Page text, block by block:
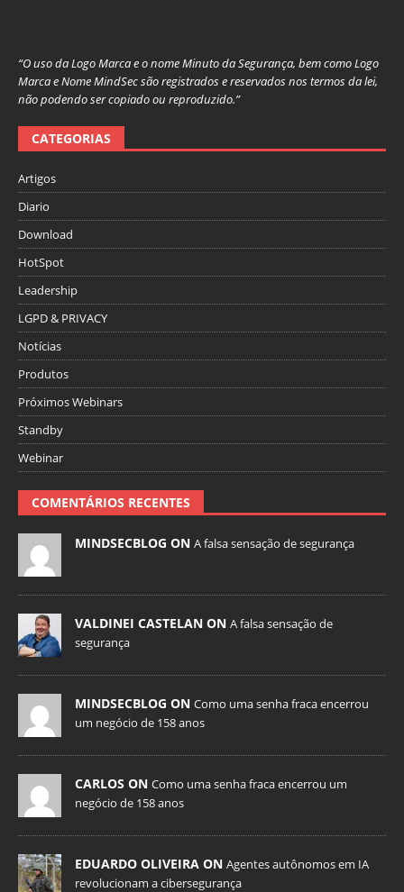
“O uso da Logo Marca e o nome Minuto da Segurança, bem como Logo
Marca e Nome MindSec são registrados e reservados nos termos da lei,
não podendo ser copiado ou reproduzido.”
CATEGORIAS
Artigos
Diario
Download
HotSpot
Leadership
LGPD & PRIVACY
Notícias
Produtos
Próximos Webinars
Standby
Webinar
COMENTÁRIOS RECENTES
MINDSECBLOG ON A falsa sensação de segurança
VALDINEI CASTELAN ON A falsa sensação de
segurança
MINDSECBLOG ON Como uma senha fraca encerrou
um negócio de 158 anos
CARLOS ON Como uma senha fraca encerrou um
negócio de 158 anos
EDUARDO OLIVEIRA ON Agentes autônomos em IA
revolucionam a cibersegurança